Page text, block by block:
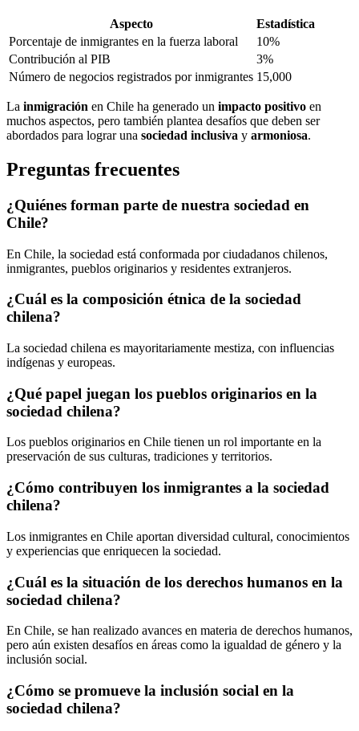
Aspecto
Estadística
Porcentaje de inmigrantes en la fuerza laboral
10%
Contribución al PIB
3%
Número de negocios registrados por inmigrantes 15,000
La inmigración en Chile ha generado un impacto positivo en
muchos aspectos, pero también plantea desafíos que deben ser
abordados para lograr una sociedad inclusiva y armoniosa.
Preguntas frecuentes
¿Quiénes forman parte de nuestra sociedad en
Chile?
En Chile, la sociedad está conformada por ciudadanos chilenos,
inmigrantes, pueblos originarios y residentes extranjeros.
¿Cuál es la composición étnica de la sociedad
chilena?
La sociedad chilena es mayoritariamente mestiza, con influencias
indígenas y europeas.
¿Qué papel juegan los pueblos originarios en la
sociedad chilena?
Los pueblos originarios en Chile tienen un rol importante en la
preservación de sus culturas, tradiciones y territorios.
¿Cómo contribuyen los inmigrantes a la sociedad
chilena?
Los inmigrantes en Chile aportan diversidad cultural, conocimientos
y experiencias que enriquecen la sociedad.
¿Cuál es la situación de los derechos humanos en la
sociedad chilena?
En Chile, se han realizado avances en materia de derechos humanos,
pero aún existen desafíos en áreas como la igualdad de género y la
inclusión social.
¿Cómo se promueve la inclusión social en la
sociedad chilena?